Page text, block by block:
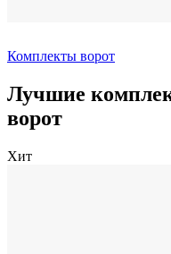
Комплекты ворот
Лучшие
ворот
Хит